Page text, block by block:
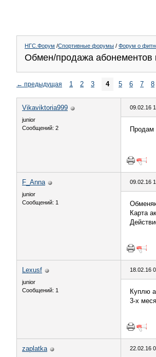
НГС.Форум /Спортивные форумы / Форум о
Обмен/продажа абонементов
← предыдущая 1 2 3 4 5 6 7 8
Vikaviktoria999
junior
Сообщений: 2
09.02.16
Продам
F_Anna
junior
Сообщений: 1
09.02.16
Карта
Lexusf
junior
Сообщений: 1
18.02.16
Куплю
3-х
zaplatka 22.02.16